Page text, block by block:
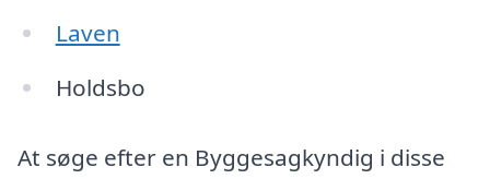
Laven
Holdsbo
At søge efter en Byggesagkyndig i disse